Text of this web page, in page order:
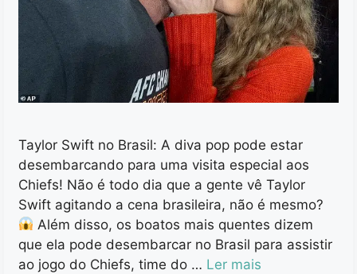
Taylor Swift no Brasil: A diva pop pode estar
desembarcando para uma visita especial aos
Chiefs! Não é todo dia que a gente vê Taylor
Swift agitando a cena brasileira, não é mesmo?
Além disso, os boatos mais quentes dizem
que ela pode desembarcar no Brasil para assistir
ao jogo do Chiefs, time do … Ler mais